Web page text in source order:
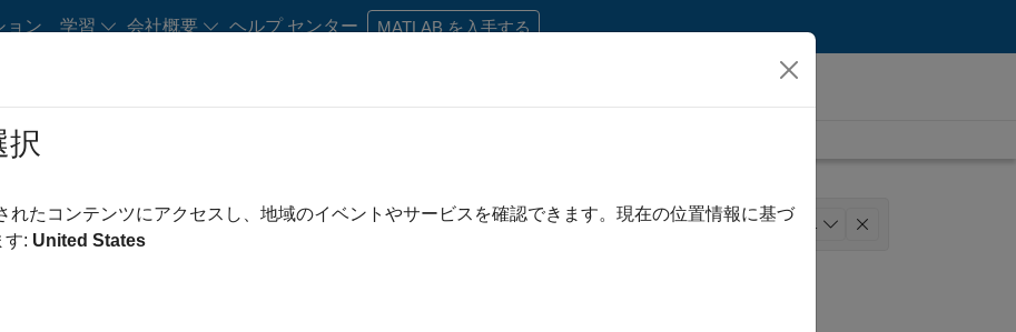
ョン 学習 会社概要 ヘルプ センター MATLAB を入手する
・キャリア初期の方
み条件 カスタマー サポート インサイド セールス マーケティング コミュニケーション 法務 1
択
れたコンテンツにアクセスし、地域のイベントやサービスを確認できます。現在の位置情報に基づ
す: United States